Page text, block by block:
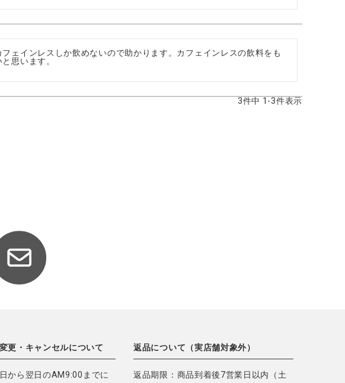
ェインレスしか飲めないので助かります。カフェインレスの飲料をも
思います。
3件中 1 -3件表示
更・キャンセルについて
から翌日のAM9:00までに
返品について（実店舗対象外）
返品期限：商品到着後7営業日以内（土